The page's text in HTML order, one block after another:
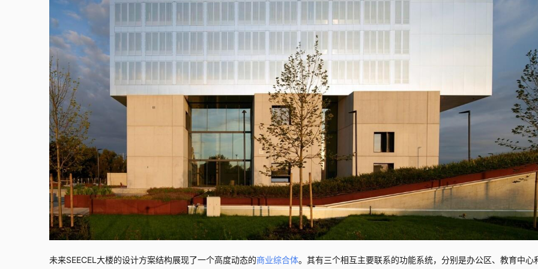
未来SEECEL大楼的设计方案结构展现了一个高度动态的商业综合体。其有三个相互主要联系的功能系统，分别是办公区、教育中心